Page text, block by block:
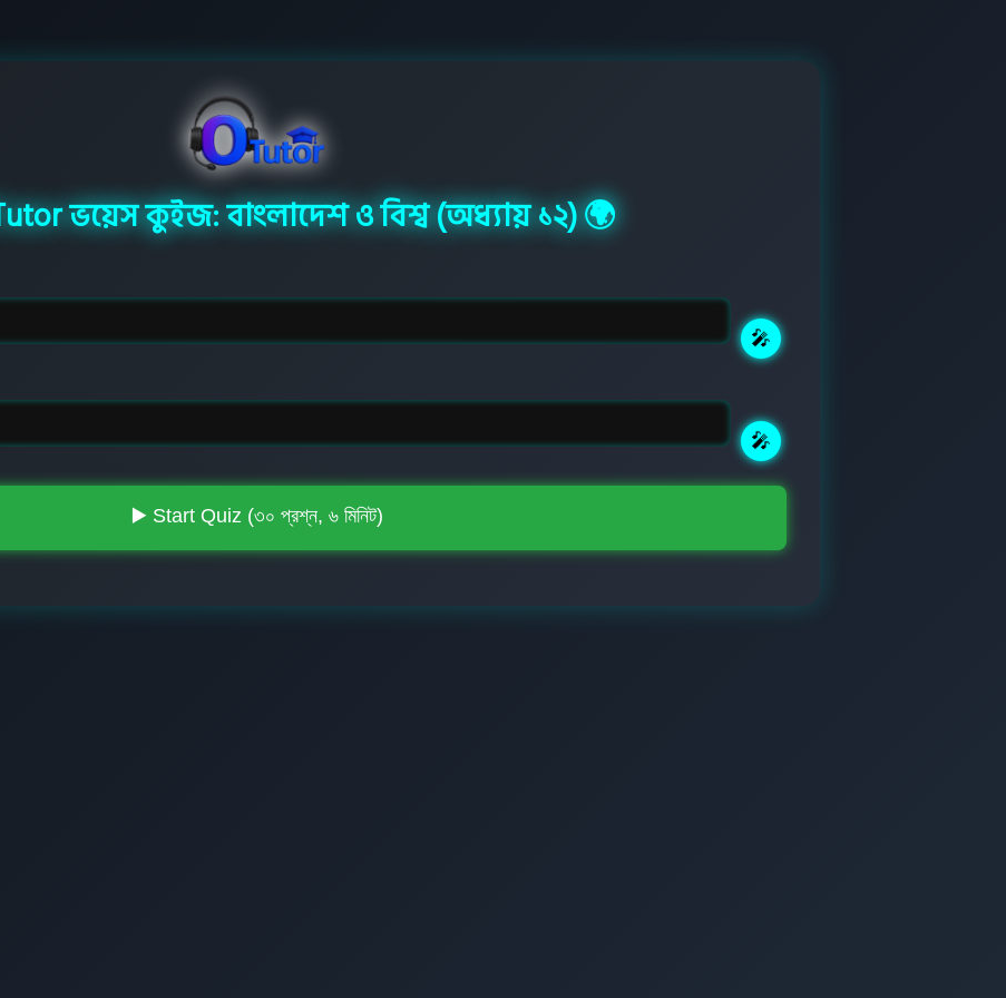
ভয়েস কুইজ: বাংলাদেশ ও বিশ্ব (অধ্যায় ১২) 🌍
▶️ Start Quiz (৩০ প্রশ্ন, ৬ মিনিট)